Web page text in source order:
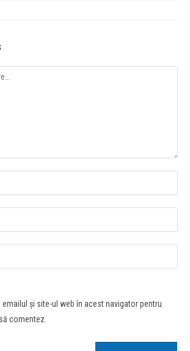
și site-ul web în acest navigator pentru
comentez.